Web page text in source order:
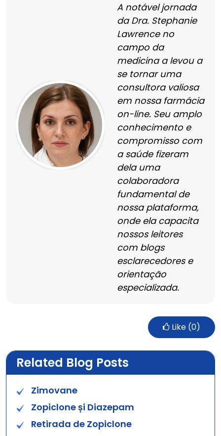
A notável jornada
da Dra. Stephanie
Lawrence no
campo da
medicina a levou a
se tornar uma
consultora valiosa
em nossa farmácia
on-line. Seu amplo
conhecimento e
compromisso com
a saúde fizeram
dela uma
colaboradora
fundamental de
nossa plataforma,
onde ela capacita
nossos leitores
com blogs
esclarecedores e
orientação
especializada.
Like (0)
Related Blog Posts
Zimovane
Zopiclone și Diazepam
Retirada de Zopiclone